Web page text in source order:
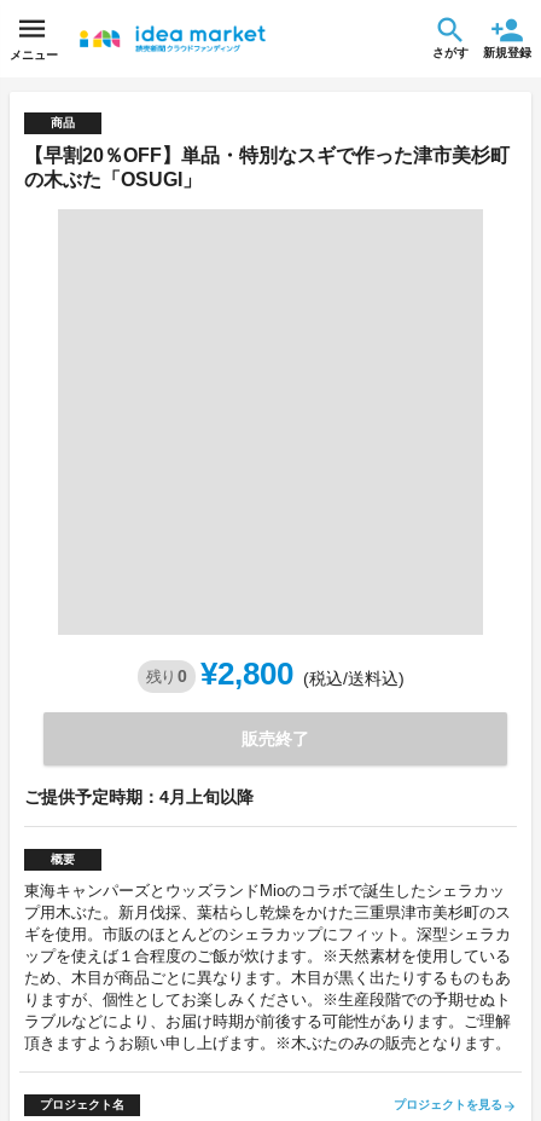
メニュー さがす 新規登録
商品
【早割20％OFF】単品・特別なスギで作った津市美杉町
の木ぶた「OSUGI」
残り 0 ¥2,800 (税込/送料込)
販売終了
ご提供予定時期：4月上旬以降
概要
東海キャンパーズとウッズランドMioのコラボで誕生したシェラカッ
プ用木ぶた。新月伐採、葉枯らし乾燥をかけた三重県津市美杉町のス
ギを使用。市販のほとんどのシェラカップにフィット。深型シェラカ
ップを使えば１合程度のご飯が炊けます。※天然素材を使用している
ため、木目が商品ごとに異なります。木目が黒く出たりするものもあ
りますが、個性としてお楽しみください。※生産段階での予期せぬト
ラブルなどにより、お届け時期が前後する可能性があります。ご理解
頂きますようお願い申し上げます。※木ぶたのみの販売となります。
プロジェクト名 プロジェクトを見る arrow_forward